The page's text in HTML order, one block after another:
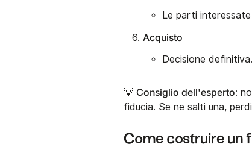
Le parti
Acquisto
Decisione
💡Consiglio dell'esperto:
fiducia. Se ne salti una,
Come costruire un